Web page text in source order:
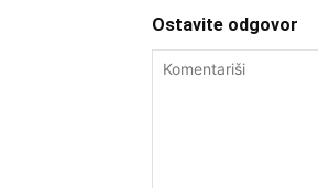
Ostavite odgovor